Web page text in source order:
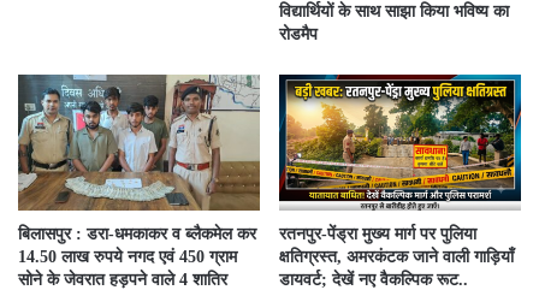
विद्यार्थियों के साथ साझा किया भविष्य का
रोडमैप
बिलासपुर : डरा-धमकाकर व ब्लैकमेल कर
14.50 लाख रुपये नगद एवं 450 ग्राम
सोने के जेवरात हड़पने वाले 4 शातिर
रतनपुर-पेंड्रा मुख्य मार्ग पर पुलिया
क्षतिग्रस्त, अमरकंटक जाने वाली गाड़ियाँ
डायवर्ट; देखें नए वैकल्पिक रूट..